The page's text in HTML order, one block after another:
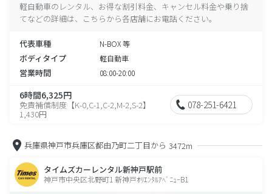
軽自動車のレンタル、お得な割引料金、キャンセル料金や乗り捨
てなどの詳細は、こちらから各店舗にお電話ください。
代表車種 N-BOX 等
ボディタイプ 軽自動車
営業時間 08:00-20:00
6時間6,325円
免責補償制度【K-0,C-1,C-2,M-2,S-2】
1,430円
078-251-6421
兵庫県神戸市兵庫区都由乃町二丁目から 3472m
タイムズカーレンタル新神戸駅前
神戸市中央区北野町1 新神戸ｵﾘｴﾝﾀﾙｱﾍﾞﾆｭｰB1